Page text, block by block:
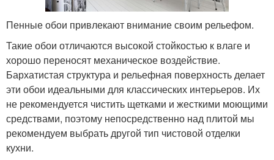
Пенные обои привлекают внимание своим рельефом.
Такие обои отличаются высокой стойкостью к влаге и
хорошо переносят механическое воздействие.
Бархатистая структура и рельефная поверхность делает
эти обои идеальными для классических интерьеров. Их
не рекомендуется чистить щетками и жесткими моющими
средствами, поэтому непосредственно над плитой мы
рекомендуем выбрать другой тип чистовой отделки
кухни.